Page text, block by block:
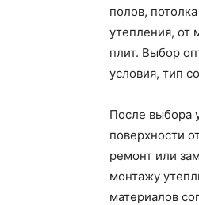
полов,
утепления, от
плит. Выбор
условия, тип
После выбора
поверхности
ремонт или
монтажу
материалов